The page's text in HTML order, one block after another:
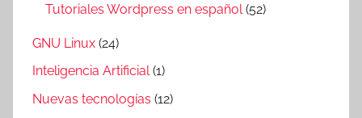
Tutoriales Wordpress en español (52)
GNU Linux (24)
Inteligencia Artificial(1)
Nuevas tecnologías (12)